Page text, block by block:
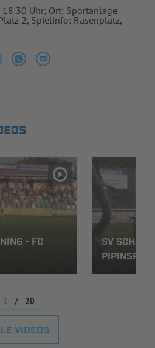
Uhr; Ort: Sportanlage
2, Spielinfo: Rasenplatz,
- FC
SV
1 / 20
VIDEOS